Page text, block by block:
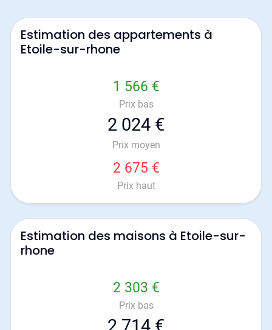
Estimation des appartements à
Etoile-sur-rhone
1 566 €
Prix bas
2 024 €
Prix moyen
2 675 €
Prix haut
Estimation des maisons à Etoile-sur-
rhone
2 303 €
Prix bas
2 714 €